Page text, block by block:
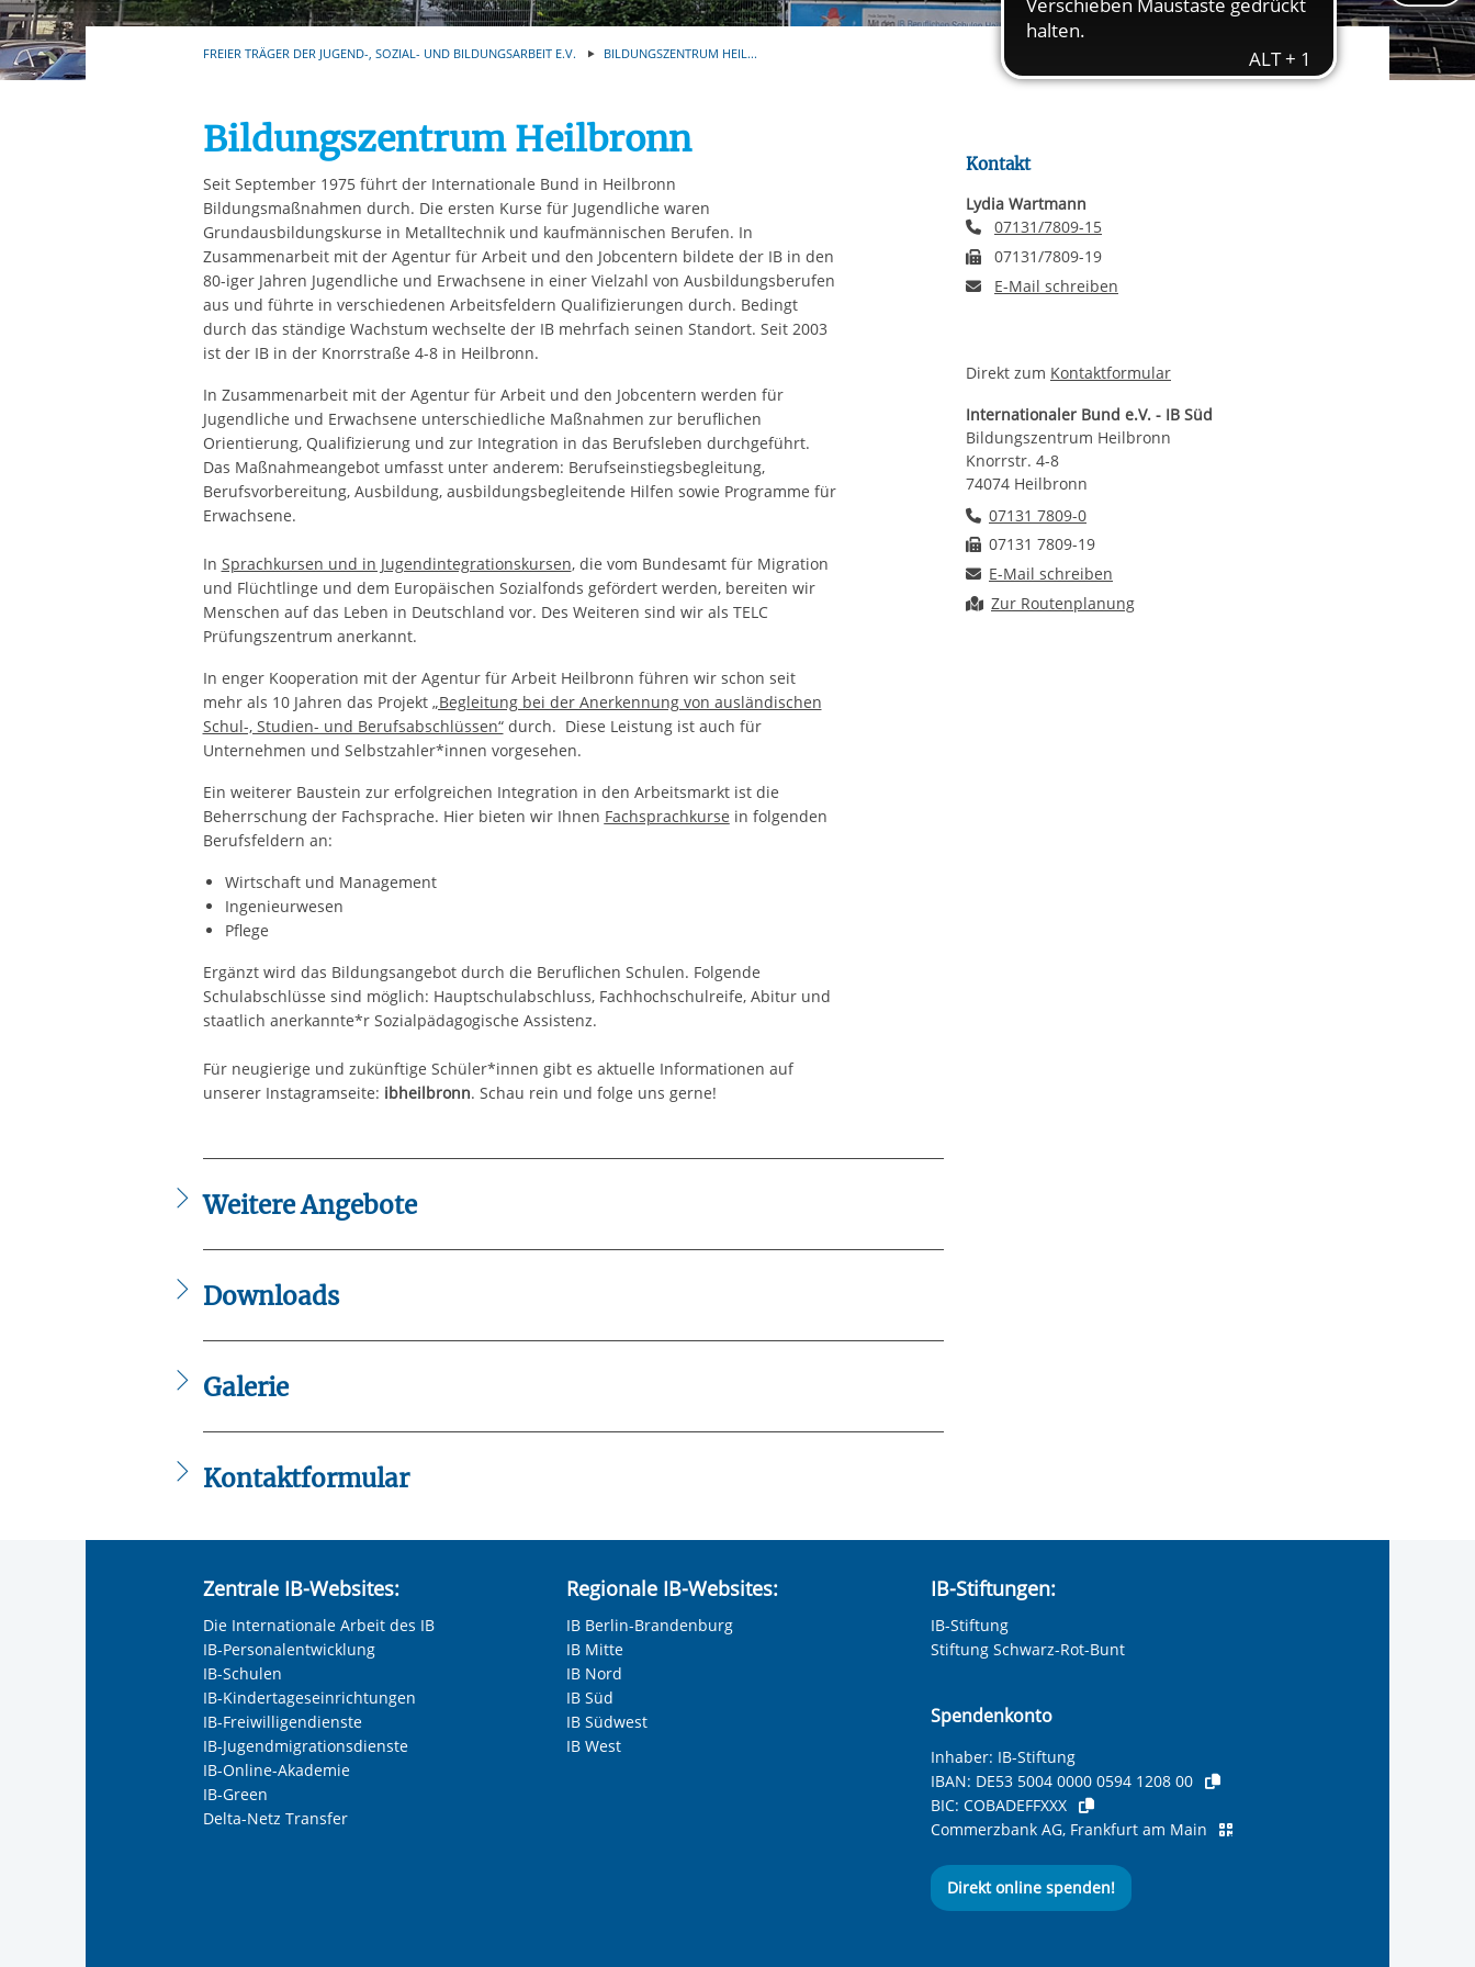
Ihre etwaige Einwilligung erstreckt sich nicht auf notwendige Cookies, die erforderlich zur Bereitstellung
der von Ihnen aufgerufenen und somit gewünschten Website-Funktionen sind. Diese Cookies setzen wir
aufgrund berechtigter Interessen und daher unabhängig von einer Einwilligung.
Automatische Wiedergabe starten/stoppen
FREIER TRÄGER DER JUGEND-, SOZIAL- UND BILDUNGSARBEIT E.V. BILDUNGSZENTRUM HEIL...
Bildungszentrum Heilbronn
Seit September 1975 führt der Internationale Bund in Heilbronn
Bildungsmaßnahmen durch. Die ersten Kurse für Jugendliche waren
Grundausbildungskurse in Metalltechnik und kaufmännischen Berufen. In
Zusammenarbeit mit der Agentur für Arbeit und den Jobcentern bildete der IB in den
80-iger Jahren Jugendliche und Erwachsene in einer Vielzahl von Ausbildungsberufen
aus und führte in verschiedenen Arbeitsfeldern Qualifizierungen durch. Bedingt
durch das ständige Wachstum wechselte der IB mehrfach seinen Standort. Seit 2003
ist der IB in der Knorrstraße 4-8 in Heilbronn.
In Zusammenarbeit mit der Agentur für Arbeit und den Jobcentern werden für
Jugendliche und Erwachsene unterschiedliche Maßnahmen zur beruflichen
Orientierung, Qualifizierung und zur Integration in das Berufsleben durchgeführt.
Das Maßnahmeangebot umfasst unter anderem: Berufseinstiegsbegleitung,
Berufsvorbereitung, Ausbildung, ausbildungsbegleitende Hilfen sowie Programme für
Erwachsene.
In Sprachkursen und in Jugendintegrationskursen, die vom Bundesamt für Migration
und Flüchtlinge und dem Europäischen Sozialfonds gefördert werden, bereiten wir
Menschen auf das Leben in Deutschland vor. Des Weiteren sind wir als TELC
Prüfungszentrum anerkannt.
In enger Kooperation mit der Agentur für Arbeit Heilbronn führen wir schon seit
mehr als 10 Jahren das Projekt „Begleitung bei der Anerkennung von ausländischen
Schul-, Studien- und Berufsabschlüssen“durch. Diese Leistung ist auch für
Unternehmen und Selbstzahler*innen vorgesehen.
Ein weiterer Baustein zur erfolgreichen Integration in den Arbeitsmarkt ist die
Beherrschung der Fachsprache. Hier bieten wir Ihnen Fachsprachkurse in folgenden
Berufsfeldern an:
Wirtschaft und Management
Ingenieurwesen
​Pflege
Ergänzt wird das Bildungsangebot durch die Beruflichen Schulen. Folgende
Schulabschlüsse sind möglich: Hauptschulabschluss, Fachhochschulreife, Abitur und
staatlich anerkannte*r Sozialpädagogische Assistenz.
Für neugierige und zukünftige Schüler*innen gibt es aktuelle Informationen auf
unserer Instagramseite: ibheilbronn. Schau rein und folge uns gerne!
Weitere Angebote
Deutschkurse für Zugewanderte
Fachsprachkurse für Selbstzahler und Unternehmer
Downloads
Lebenslauf_Teil3.mp4
Tipp1_Bewerbungsfoto.pdf
Tipp2_Lebenslauf.pdf
Tipp4_Bewerbungsmappe.pdf
Tipp7_Eigenbemuehungen.pdf
Tipp9_Zeitarbeit.pdf
Galerie
Kontaktformular
Keine Angabe
Frau
Herr
Neutrale Anrede
Unternehmen
Nachname, Vorname
Kontakt
Lydia Wartmann
Telefonnummer
07131/7809-15
Faxnummer
07131/7809-19
E-Mail an Lydia Wartmann
E-Mail schreiben
Direkt zum Kontaktformular
Internationaler Bund e.V. - IB Süd
Bildungszentrum Heilbronn
Knorrstr. 4-8
74074 Heilbronn
Telefonnummer
07131 7809-0
Faxnummer
07131 7809-19
E-Mail an Bildungszentrum Heilbronn
E-Mail schreiben
Route planen
Zur Routenplanung
Zentrale IB-Websites:
Die Internationale Arbeit des IB
IB-Personalentwicklung
IB-Schulen
IB-Kindertageseinrichtungen
IB-Freiwilligendienste
IB-Jugendmigrationsdienste
IB-Online-Akademie
IB-Green
Delta-Netz Transfer
Regionale IB-Websites:
IB Berlin-Brandenburg
IB Mitte
IB Nord
IB Süd
IB Südwest
IB West
IB-Stiftungen:
IB-Stiftung
Stiftung Schwarz-Rot-Bunt
Spendenkonto
Inhaber: IB-Stiftung
IBAN: DE53 5004 0000 0594 1208 00
BIC: COBADEFFXXX
Commerzbank AG, Frankfurt am Main
Direkt online spenden!